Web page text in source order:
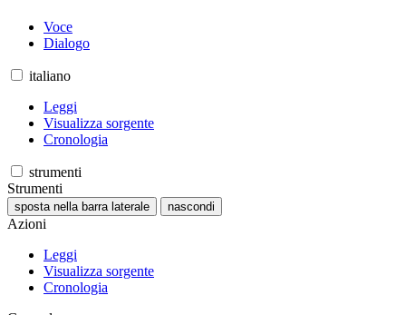
Voce
Dialogo
italiano
Leggi
Visualizza sorgente
Cronologia
strumenti
Strumenti
sposta nella barra laterale nascondi
Azioni
Leggi
Visualizza sorgente
Cronologia